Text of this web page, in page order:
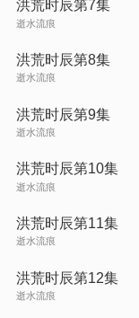
洪荒时辰第7集
逝水流痕
洪荒时辰第8集
逝水流痕
洪荒时辰第9集
逝水流痕
洪荒时辰第10集
逝水流痕
洪荒时辰第11集
逝水流痕
洪荒时辰第12集
逝水流痕